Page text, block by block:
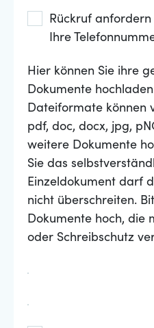
Rückruf anfordern
Ihre
Hier können Sie ihre
Dokumente
Dateiformate können
pdf, doc, docx, jpg,
weitere Dokumente
Sie das
Einzeldokument darf
nicht überschreiten.
Dokumente hoch, die
oder Schreibschutz